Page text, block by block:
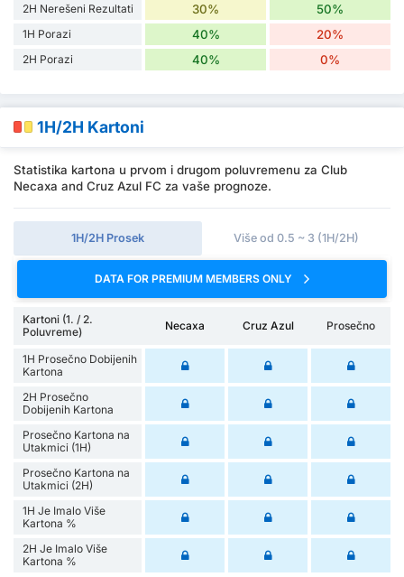
2H Nerešeni Rezultati 30% 50%
1H Porazi 40% 20%
2H Porazi 40% 0%
1H/2H Kartoni
Statistika kartona u prvom i drugom poluvremenu za Club
Necaxa and Cruz Azul FC za vaše prognoze.
1H/2H Prosek Više od 0.5 ~ 3 (1H/2H)
DATA FOR PREMIUM MEMBERS ONLY
Kartoni (1. / 2.
Poluvreme)
Necaxa Cruz Azul Prosečno
1H Prosečno Dobijenih
Kartona
2H Prosečno
Dobijenih Kartona
Prosečno Kartona na
Utakmici (1H)
Prosečno Kartona na
Utakmici (2H)
1H Je Imalo Više
Kartona %
2H Je Imalo Više
Kartona %